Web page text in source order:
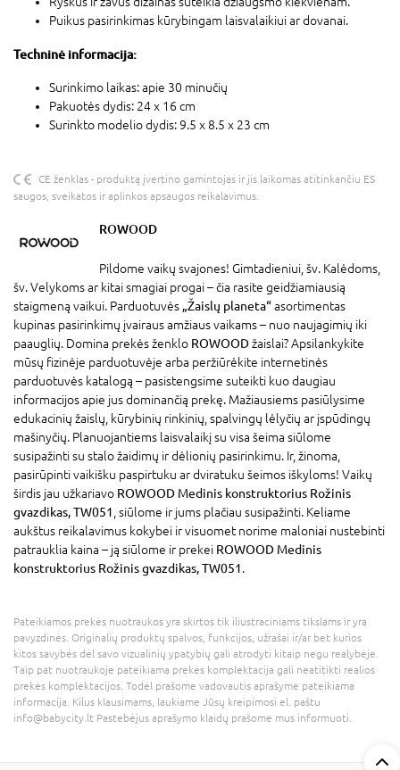
Puikus pasirinkimas kūrybingam laisvalaikiui ar dovanai.
Techninė informacija:
Surinkimo laikas: apie 30 minučių
Pakuotės dydis: 24 x 16 cm
Surinkto modelio dydis: 9.5 x 8.5 x 23 cm
CE ženklas - produktą įvertino gamintojas ir jis laikomas atitinkančiu ES
saugos, sveikatos ir aplinkos apsaugos reikalavimus.
ROWOOD
Pildome vaikų svajones! Gimtadieniui, šv. Kalėdoms,
šv. Velykoms ar kitai smagiai progai – čia rasite geidžiamiausią
staigmeną vaikui. Parduotuvės „Žaislų planeta“asortimentas
kupinas pasirinkimų įvairaus amžiaus vaikams – nuo naujagimių iki
paauglių. Domina prekės ženklo ROWOODžaislai? Apsilankykite
mūsų fizinėje parduotuvėje arba peržiūrėkite internetinės
parduotuvės katalogą – pasistengsime suteikti kuo daugiau
informacijos apie jus dominančią prekę. Mažiausiems pasiūlysime
edukacinių žaislų, kūrybinių rinkinių, spalvingų lėlyčių ar įspūdingų
mašinyčių. Planuojantiems laisvalaikį su visa šeima siūlome
susipažinti su stalo žaidimų ir dėlionių pasirinkimu. Ir, žinoma,
pasirūpinti vaikišku paspirtuku ar dviratuku šeimos iškyloms! Vaikų
širdis jau užkariavo ROWOOD Medinis konstruktorius Rožinis
gvazdikas, TW051 , siūlome ir jums plačiau susipažinti. Keliame
aukštus reikalavimus kokybei ir visuomet norime maloniai nustebinti
patrauklia kaina – ją siūlome ir prekei ROWOOD Medinis
konstruktorius Rožinis gvazdikas, TW051.
Pateikiamos prekės nuotraukos yra skirtos tik iliustraciniams tikslams ir yra
pavyzdinės. Originalių produktų spalvos, funkcijos, užrašai ir/ar bet kurios
kitos savybės dėl savo vizualinių ypatybių gali atrodyti kitaip negu realybėje.
Taip pat nuotraukoje pateikiama prekės komplektacija gali neatitikti realios
prekės komplektacijos. Todėl prašome vadovautis aprašyme pateikiama
informacija. Kilus klausimams, laukiame Jūsų kreipimosi el. paštu
info@babycity.lt Pastebėjus aprašymo klaidų prašome mus informuoti.